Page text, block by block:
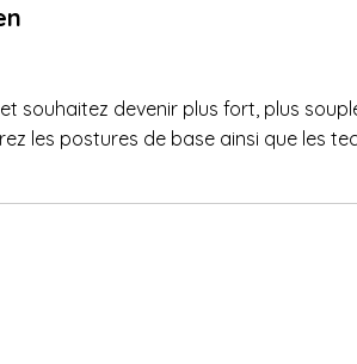
souhaitez devenir plus fort, plus
les postures de base ainsi que les